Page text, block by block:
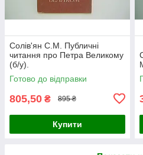
Солів'ян С.М. Публичні
читання про Петра Великому
(б/у).
Готово до відправки
805,50 ₴ 895 ₴
Купити